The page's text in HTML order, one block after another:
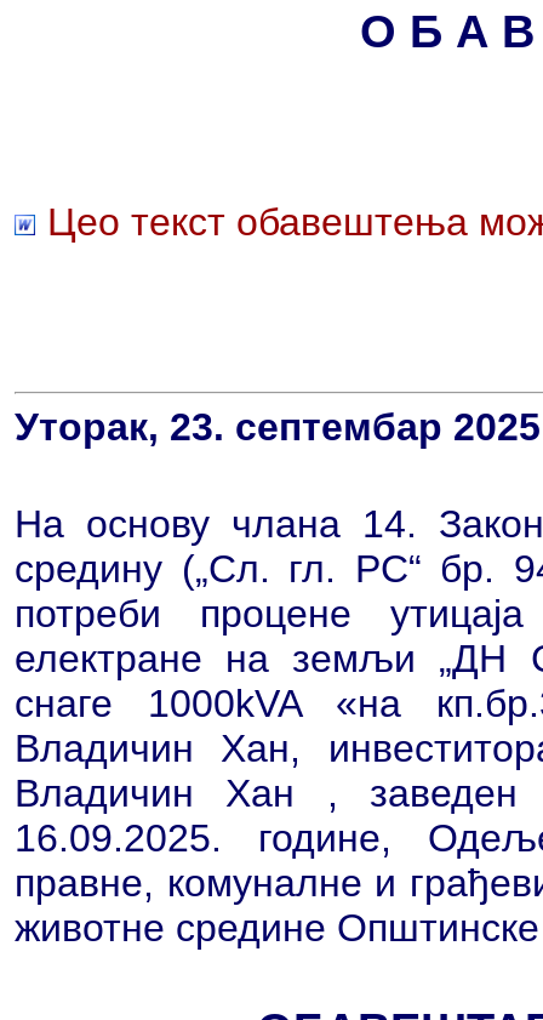
О Б А
Цео текст обавештења
Уторак, 23. септембар
На основу члана 14.
средину („Сл. гл. РС“ бр.
потреби процене
електране на земљи „ДН
снаге 1000kVA «на
Владичин Хан,
Владичин Хан , заведен
16.09.2025. године,
правне, комуналне и
животне средине